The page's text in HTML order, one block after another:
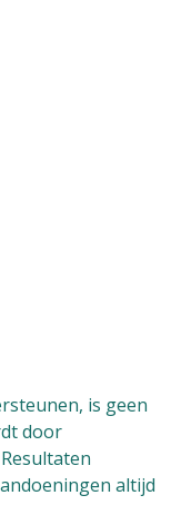
is geen
door
altijd